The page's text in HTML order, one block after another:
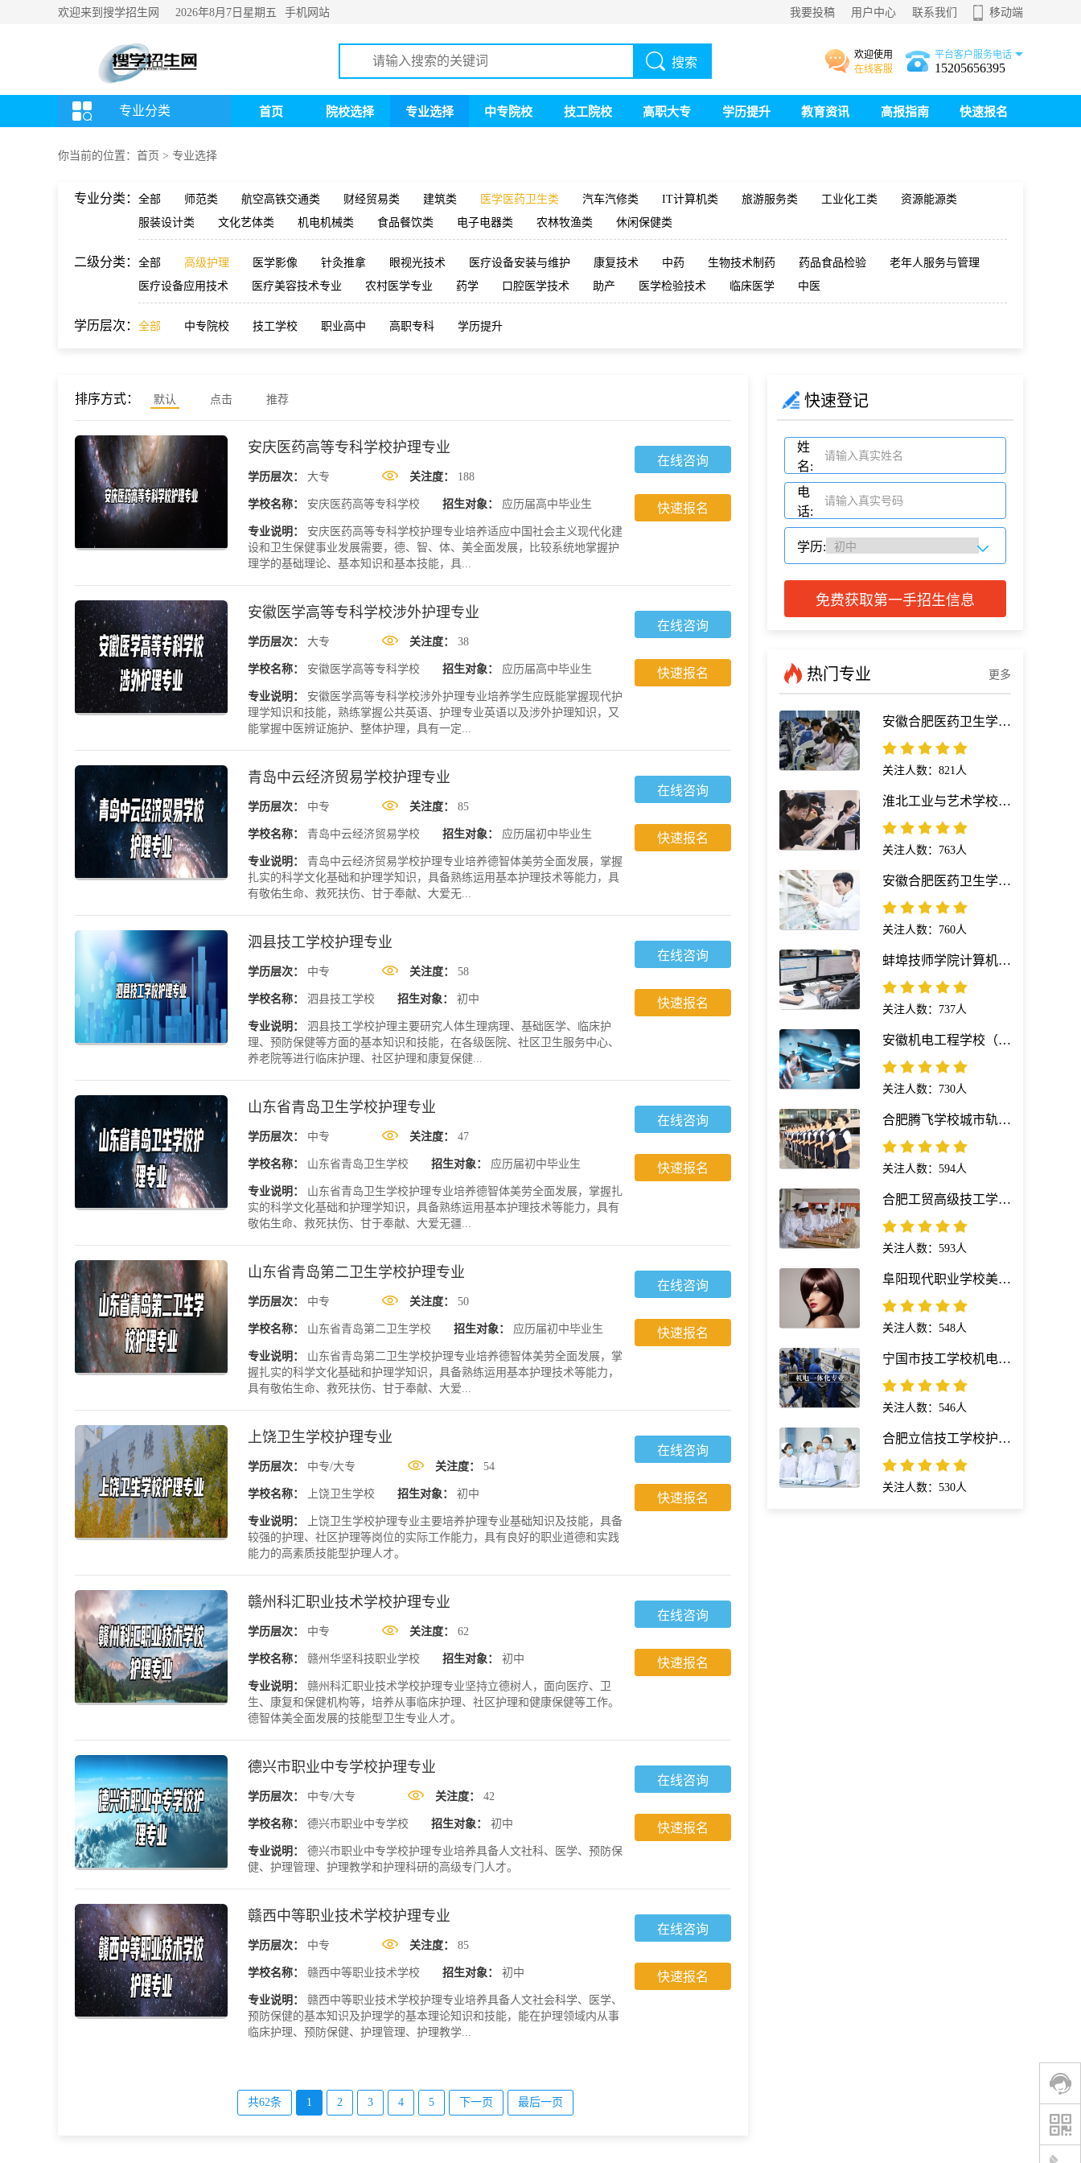
欢迎来到搜学招生网 2026年8月7日 星期五 手机网站 我要投稿 用户中心 联系我们 移动端
搜索
欢迎使用
在线客服
平台客户服务电话
15205656395
专业分类 首页 院校选择 专业选择 中专院校 技工院校 高职大专 学历提升 教育资讯 高报指南 快速报名
你当前的位置： 首页 > 专业选择
专业分类： 全部 师范类 航空高铁交通类 财经贸易类 建筑类 医学医药卫生类 汽车汽修类 IT计算机类 旅游服务类 工业化工类
资源能源类
服装设计类
文化艺体类 机电机械类 食品餐饮类 电子电器类 农林牧渔类 休闲保健类
二级分类： 全部 高级护理 医学影像 针灸推拿 眼视光技术 医疗设备安装与维护 康复技术 中药 生物技术制药 药品食品检验
老年人服务与管理
医疗设备应用技术
医疗美容技术专业 农村医学专业 药学 口腔医学技术 助产 医学检验技术 临床医学 中医
学历层次： 全部 中专院校 技工学校 职业高中 高职专科 学历提升
排序方式： 默认 点击 推荐
安庆医药高等专科学校护理专业
学历层次： 大专 关注度： 188
学校名称： 安庆医药高等专科学校 招生对象： 应历届高中毕业生
专业说明：
安庆医药高等专科学校护理专业培养适应中国社会主义现代化建
设和卫生保健事业发展需要，德、智、体、美全面发展，比较系统地掌握护
理学的基础理论、基本知识和基本技能，具...
在线咨询
快速报名
安徽医学高等专科学校涉外护理专业
学历层次： 大专 关注度： 38
学校名称： 安徽医学高等专科学校 招生对象： 应历届高中毕业生
专业说明：
安徽医学高等专科学校涉外护理专业培养学生应既能掌握现代护
理学知识和技能，熟练掌握公共英语、护理专业英语以及涉外护理知识，又
能掌握中医辨证施护、整体护理，具有一定...
在线咨询
快速报名
青岛中云经济贸易学校护理专业
学历层次： 中专 关注度： 85
学校名称： 青岛中云经济贸易学校 招生对象： 应历届初中毕业生
专业说明：
青岛中云经济贸易学校护理专业培养德智体美劳全面发展，掌握
扎实的科学文化基础和护理学知识，具备熟练运用基本护理技术等能力，具
有敬佑生命、救死扶伤、甘于奉献、大爱无...
在线咨询
快速报名
泗县技工学校护理专业
学历层次： 中专 关注度： 58
学校名称： 泗县技工学校 招生对象： 初中
专业说明：
泗县技工学校护理主要研究人体生理病理、基础医学、临床护
理、预防保健等方面的基本知识和技能，在各级医院、社区卫生服务中心、
养老院等进行临床护理、社区护理和康复保健...
在线咨询
快速报名
山东省青岛卫生学校护理专业
学历层次： 中专 关注度： 47
学校名称： 山东省青岛卫生学校 招生对象： 应历届初中毕业生
专业说明：
山东省青岛卫生学校护理专业培养德智体美劳全面发展，掌握扎
实的科学文化基础和护理学知识，具备熟练运用基本护理技术等能力，具有
敬佑生命、救死扶伤、甘于奉献、大爱无疆...
在线咨询
快速报名
山东省青岛第二卫生学校护理专业
学历层次： 中专 关注度： 50
学校名称： 山东省青岛第二卫生学校 招生对象： 应历届初中毕业生
专业说明：
山东省青岛第二卫生学校护理专业培养德智体美劳全面发展，掌
握扎实的科学文化基础和护理学知识，具备熟练运用基本护理技术等能力，
具有敬佑生命、救死扶伤、甘于奉献、大爱...
在线咨询
快速报名
上饶卫生学校护理专业
学历层次： 中专/大专 关注度： 54
学校名称： 上饶卫生学校 招生对象： 初中
专业说明：
上饶卫生学校护理专业主要培养护理专业基础知识及技能，具备
较强的护理、社区护理等岗位的实际工作能力，具有良好的职业道德和实践
能力的高素质技能型护理人才。
在线咨询
快速报名
赣州科汇职业技术学校护理专业
学历层次： 中专 关注度： 62
学校名称： 赣州华坚科技职业学校 招生对象： 初中
专业说明：
赣州科汇职业技术学校护理专业坚持立德树人，面向医疗、卫
生、康复和保健机构等，培养从事临床护理、社区护理和健康保健等工作。
德智体美全面发展的技能型卫生专业人才。
在线咨询
快速报名
德兴市职业中专学校护理专业
学历层次： 中专/大专 关注度： 42
学校名称： 德兴市职业中专学校 招生对象： 初中
专业说明：
德兴市职业中专学校护理专业培养具备人文社科、医学、预防保
健、护理管理、护理教学和护理科研的高级专门人才。
在线咨询
快速报名
赣西中等职业技术学校护理专业
学历层次： 中专 关注度： 85
学校名称： 赣西中等职业技术学校 招生对象： 初中
专业说明：
赣西中等职业技术学校护理专业培养具备人文社会科学、医学、
预防保健的基本知识及护理学的基本理论知识和技能，能在护理领域内从事
临床护理、预防保健、护理管理、护理教学...
在线咨询
快速报名
共62条 1 2 3 4 5 下一页 最后一页
快速登记
姓
名:
电
话:
学历:
免费获取第一手招生信息
热门专业 更多
安徽合肥医药卫生学校（安徽红十字会卫生学校）医学影像技术专业
关注人数：821人
淮北工业与艺术学校绘画专业
关注人数：763人
安徽合肥医药卫生学校（安徽红十字会卫生学校）药剂专业
关注人数：760人
蚌埠技师学院计算机网络技术专业
关注人数：737人
安徽机电工程学校（凤阳科技学校）计算机应用简介
关注人数：730人
合肥腾飞学校城市轨道交通运营服务专业
关注人数：594人
合肥工贸高级技工学校护理专业
关注人数：593人
阜阳现代职业学校美发与形象设计专业
关注人数：548人
宁国市技工学校机电一体化专业
关注人数：546人
合肥立信技工学校护理专业
关注人数：530人